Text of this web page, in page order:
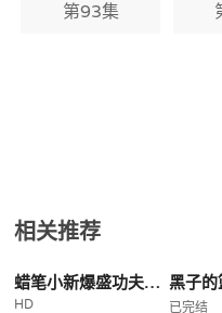
第93集
相关推荐
蜡笔小新爆盛功夫小子拉面之乱
HD
黑子的
已完结